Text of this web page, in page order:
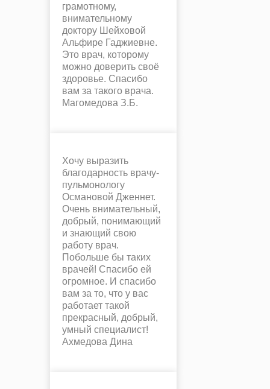
грамотному,
внимательному
доктору Шейховой
Альфире Гаджиевне.
Это врач, которому
можно доверить своё
здоровье. Спасибо
вам за такого врача.
Магомедова З.Б.
Хочу выразить
благодарность врачу-
пульмонологу
Османовой Дженнет.
Очень внимательный,
добрый, понимающий
и знающий свою
работу врач.
Побольше бы таких
врачей! Спасибо ей
огромное. И спасибо
вам за то, что у вас
работает такой
прекрасный, добрый,
умный специалист!
Ахмедова Дина